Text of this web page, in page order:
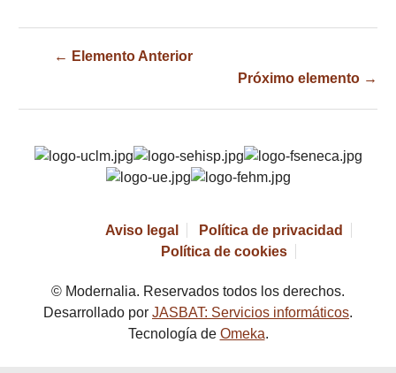
← Elemento Anterior
Próximo elemento →
Aviso legal
Política de privacidad
Política de cookies
© Modernalia. Reservados todos los derechos.
Desarrollado por JASBAT: Servicios informáticos.
Tecnología de Omeka.